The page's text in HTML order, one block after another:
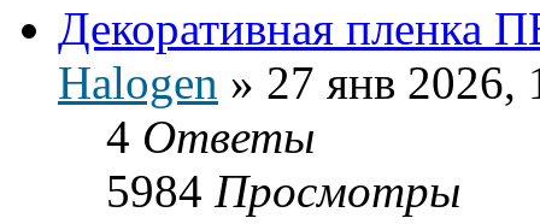
Декоративная пленка
Halogen » 27 янв 2026,
4 Ответы
5984 Просмотры